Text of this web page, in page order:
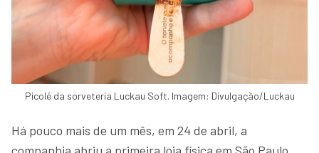
Picolé da sorveteria Luckau Soft. Imagem: Divulgação/Luckau
Há pouco mais de um mês, em 24 de abril, a
companhia abriu a primeira loja física em São Paulo,